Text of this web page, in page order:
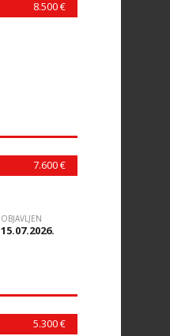
8.500 €
7.600 €
OBJAVLJEN
15.07.2026.
5.300 €